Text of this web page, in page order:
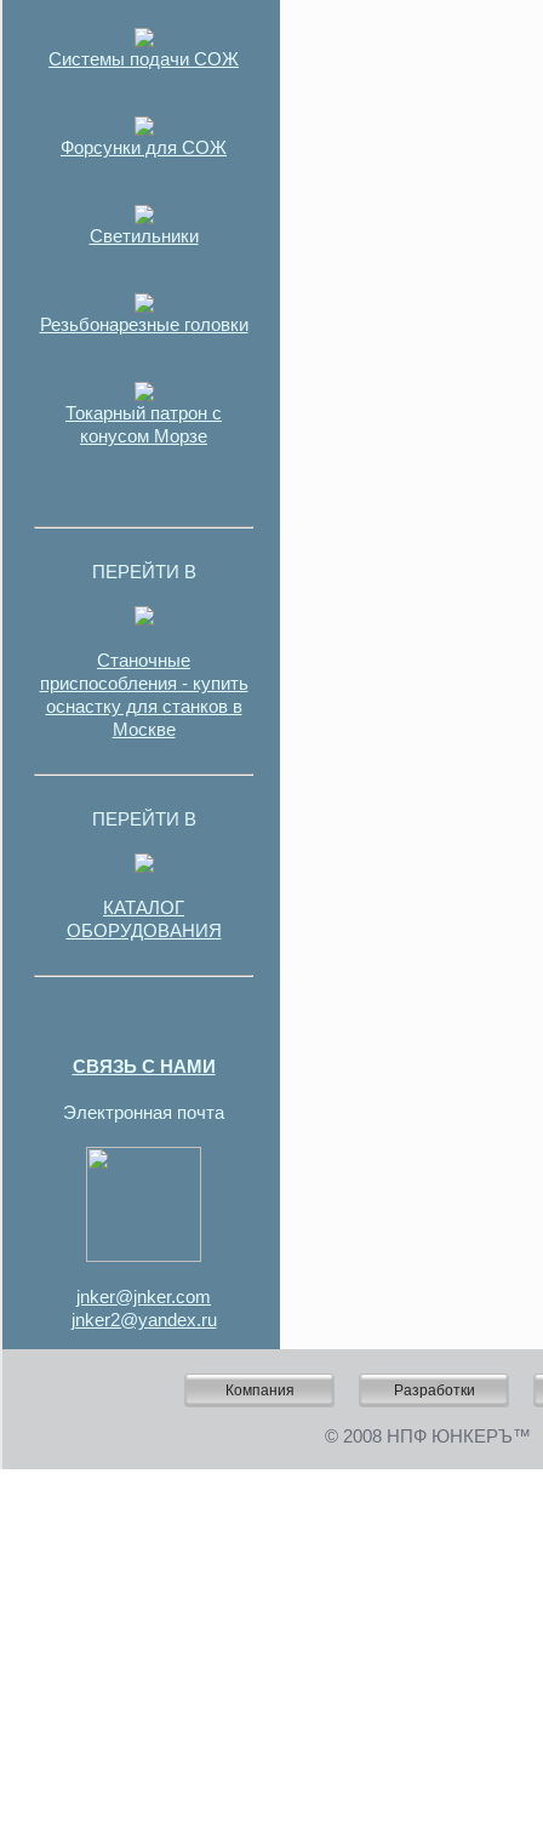
Системы подачи СОЖ
Форсунки для СОЖ
Светильники
Резьбонарезные головки
Токарный патрон с
конусом Морзе
ПЕРЕЙТИ В
Станочные
приспособления - купить
оснастку для станков в
Москве
ПЕРЕЙТИ В
КАТАЛОГ
ОБОРУДОВАНИЯ
СВЯЗЬ С НАМИ
Электронная почта
jnker@jnker.com
jnker2@yandex.ru
Компания Разработки
© 2008 НПФ ЮНКЕРЪ™